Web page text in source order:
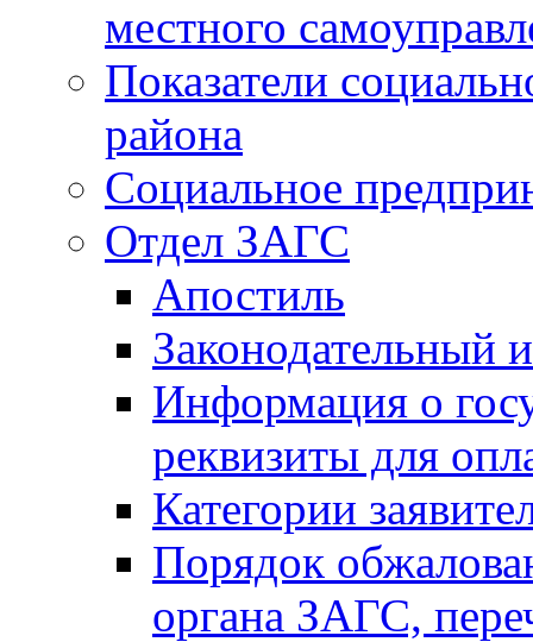
местного
Показатели
района
Социальное
Отдел ЗАГС
Апостиль
Законодательный
Информация о
реквизиты для
Категории
Порядок
органа ЗАГС,